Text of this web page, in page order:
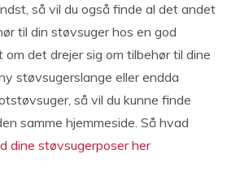
så vil du også finde al det andet
til din støvsuger hos en god
det drejer sig om tilbehør til dine
støvsugerslange eller endda
så vil du kunne finde
samme hjemmeside. Så hvad
dine støvsugerposer her